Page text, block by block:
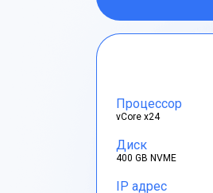
Процессор
vCore x24
Диск
400 GB NVME
IP адрес